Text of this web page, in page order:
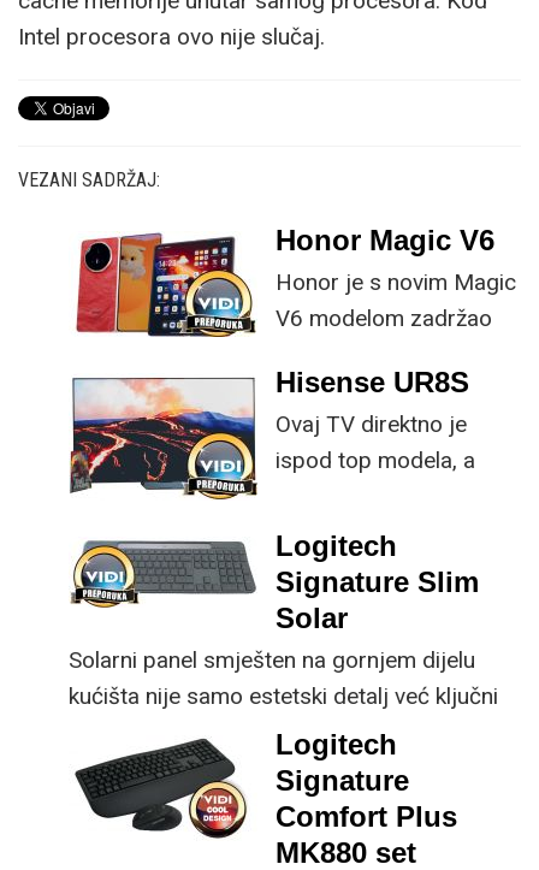
Intel procesora ovo nije slučaj.
VEZANI SADRŽAJ:
Honor Magic V6
Honor je s novim Magic
V6 modelom zadržao
specifikacije, no
istovremeno
implementirao
ključne svakom
korisniku.
Hisense UR8S
Ovaj TV direktno je
ispod top modela, a
male ustupke možete
osjetno uštedjeti pri
kupnji.
Logitech
Signature Slim
Solar
Solarni panel smješten na gornjem dijelu
kućišta nije samo estetski detalj već ključni
dio koncepta ovog proizvoda, jer koristi
energiju prirodnog ili umjetnog svjetla za
rad.
Logitech
Signature
Comfort Plus
MK880 set